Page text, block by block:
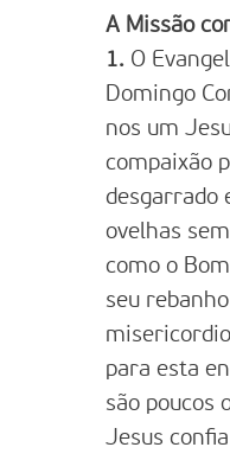
A Missão
1. O
Domingo
nos um
compaixão
desgarrado
ovelhas
como o
seu
para esta
são poucos
Jesus